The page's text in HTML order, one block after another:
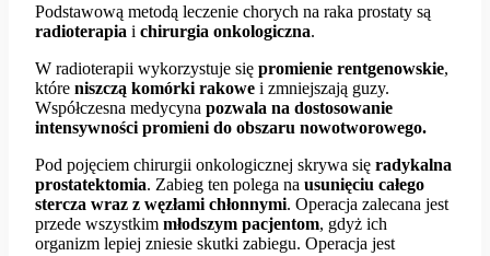
Podstawową metodą leczenie chorych na raka prostaty są
radioterapia i chirurgia onkologiczna.
W radioterapii wykorzystuje się promienie rentgenowskie,
które niszczą komórki rakowe i zmniejszają guzy.
Współczesna medycyna pozwala na dostosowanie
intensywności promieni do obszaru nowotworowego.
Pod pojęciem chirurgii onkologicznej skrywa się radykalna
prostatektomia. Zabieg ten polega na usunięciu całego
stercza wraz z węzłami chłonnymi. Operacja zalecana jest
przede wszystkim młodszym pacjentom, gdyż ich
organizm lepiej zniesie skutki zabiegu. Operacja jest